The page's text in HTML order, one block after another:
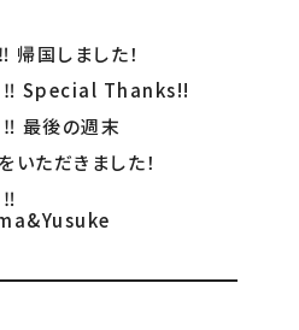
帰国しました！
‼ Special Thanks!!
‼ 最後の週末
いただきました！